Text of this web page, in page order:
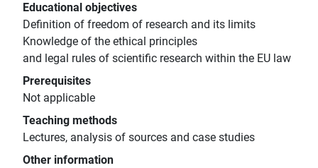
Educational objectives
Definition of freedom of research and its limits
Knowledge of the ethical principles
and legal rules of scientific research within the EU law
Prerequisites
Not applicable
Teaching methods
Lectures, analysis of sources and case studies
Other information